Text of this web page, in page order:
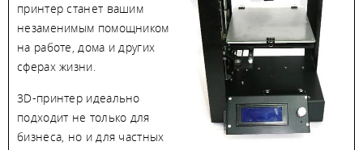
принтер станет вашим
незаменимым помощником
на работе, дома и других
сферах жизни.
3D-принтер идеально
подходит не только для
бизнеса, но и для частных